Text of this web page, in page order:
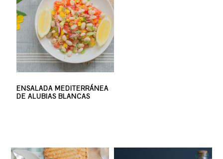
ENSALADA MEDITERRÁNEA
DE ALUBIAS BLANCAS